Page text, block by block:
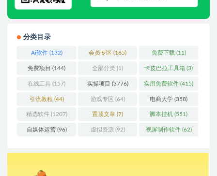
分类目录
Ai软件(132) 会员专区 (165) 免费下载 (11)
免费项目 (144) 全部分类 (1) 卡皮巴拉工具箱 (3)
在线工具 (157) 实操项目 (3776) 实用免费软件 (415)
引流教程 (44) 游戏专区 (64) 电商大学 (358)
精选软件(1207) 置顶文章 (7) 脚本挂机 (551)
自媒体运营(96) 虚拟资源 (92) 视屏制作软件(62)